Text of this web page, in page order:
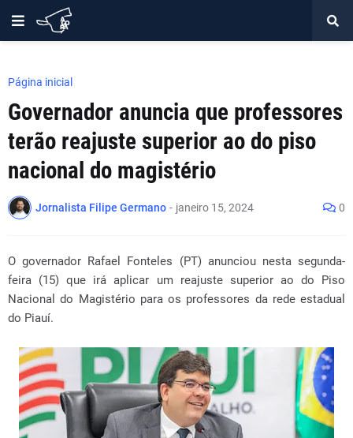
Página inicial
Governador anuncia que professores
terão reajuste superior ao do piso
nacional do magistério
Jornalista Filipe Germano - janeiro 15, 2024 0
O governador Rafael Fonteles (PT) anunciou nesta segunda-
feira (15) que irá aplicar um reajuste superior ao do Piso
Nacional do Magistério para os professores da rede estadual
do Piauí.